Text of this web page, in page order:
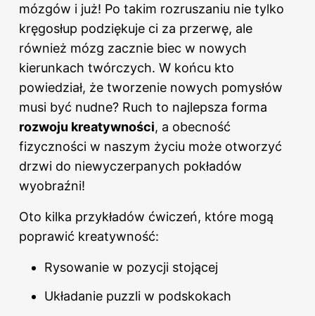
mózgów i już! Po takim rozruszaniu nie tylko
kręgosłup podziękuje ci za przerwę, ale
również mózg zacznie biec w nowych
kierunkach twórczych. W końcu kto
powiedział, że tworzenie nowych pomysłów
musi być nudne? Ruch to najlepsza forma
rozwoju kreatywności, a obecność
fizyczności w naszym życiu może otworzyć
drzwi do niewyczerpanych pokładów
wyobraźni!
Oto kilka przykładów ćwiczeń, które mogą
poprawić kreatywność:
Rysowanie w pozycji stojącej
Układanie puzzli w podskokach